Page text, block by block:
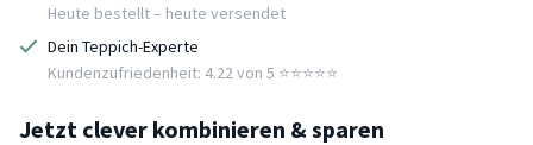
Heute bestellt – heute versendet
Dein Teppich-Experte
Kundenzufriedenheit: 4.22 von 5 ⭐️⭐️⭐️⭐️⭐️
Jetzt clever kombinieren & sparen